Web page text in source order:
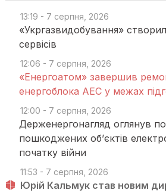
13:19 - 7 серпня, 2026
«Укргазвидобування»
сервісів
12:06 - 7 серпня, 2026
«Енергоатом» завершив
енергоблока АЕС у межах
12:00 - 7 серпня, 2026
Держенергонагляд оглянув
пошкоджених об’єктів
початку війни
11:53 - 7 серпня, 2026
Юрій Кальмук став новим